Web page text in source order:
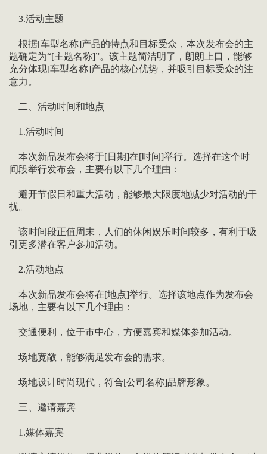
3.活动主题
根据[车型名称]产品的特点和目标受众，本次发布会的主
题确定为“[主题名称]”。该主题简洁明了，朗朗上口，能够
充分体现[车型名称]产品的核心优势，并吸引目标受众的注
意力。
二、活动时间和地点
1.活动时间
本次新品发布会将于[日期]在[时间]举行。选择在这个时
间段举行发布会，主要有以下几个理由：
避开节假日和重大活动，能够最大限度地减少对活动的干
扰。
该时间段正值周末，人们的休闲娱乐时间较多，有利于吸
引更多潜在客户参加活动。
2.活动地点
本次新品发布会将在[地点]举行。选择该地点作为发布会
场地，主要有以下几个理由：
交通便利，位于市中心，方便嘉宾和媒体参加活动。
场地宽敞，能够满足发布会的需求。
场地设计时尚现代，符合[公司名称]品牌形象。
三、邀请嘉宾
1.媒体嘉宾